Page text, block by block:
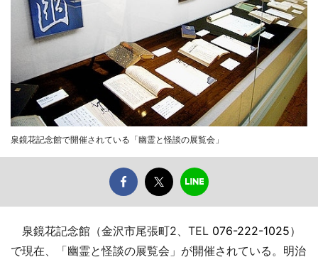
泉鏡花記念館で開催されている「幽霊と怪談の展覧会」
泉鏡花記念館（金沢市尾張町2、TEL 076-222-1025）
で現在、「幽霊と怪談の展覧会」が開催されている。明治